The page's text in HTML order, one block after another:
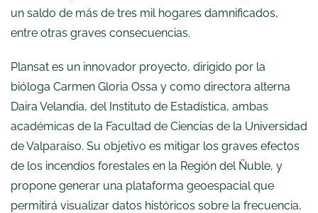
un saldo de más de tres mil hogares damnificados,
entre otras graves consecuencias.
Plansat es un innovador proyecto, dirigido por la
bióloga Carmen Gloria Ossa y como directora alterna
Daira Velandia, del Instituto de Estadística, ambas
académicas de la Facultad de Ciencias de la Universidad
de Valparaíso. Su objetivo es mitigar los graves efectos
de los incendios forestales en la Región del Ñuble, y
propone generar una plataforma geoespacial que
permitirá visualizar datos históricos sobre la frecuencia,